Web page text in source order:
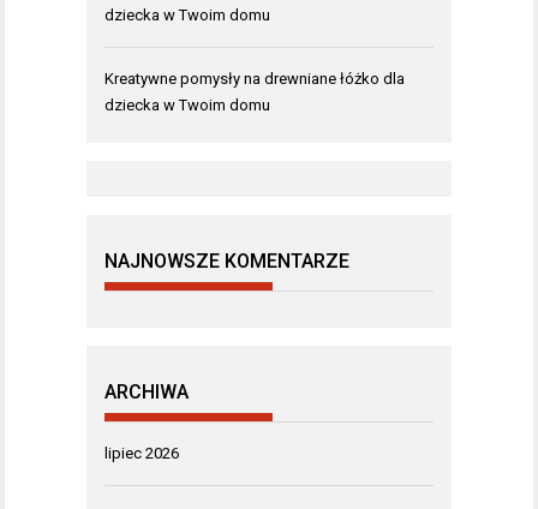
dziecka w Twoim domu
Kreatywne pomysły na drewniane łóżko dla
dziecka w Twoim domu
NAJNOWSZE KOMENTARZE
ARCHIWA
lipiec 2026